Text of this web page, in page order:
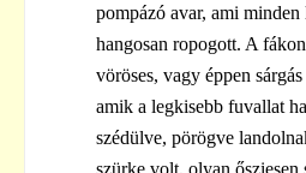
pompázó avar, ami minden
hangosan ropogott. A
vöröses, vagy éppen
amik a legkisebb fuvallat
szédülve, pörögve
szürke volt, olyan ősziesen